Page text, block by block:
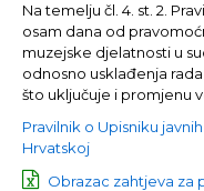
Na temelju čl. 4. st. 2.
osam dana od
muzejske djelatnosti u
odnosno usklađenja
što uključuje i promjenu
Pravilnik o Upisniku
Hrvatskoj
Obrazac zahtjeva za